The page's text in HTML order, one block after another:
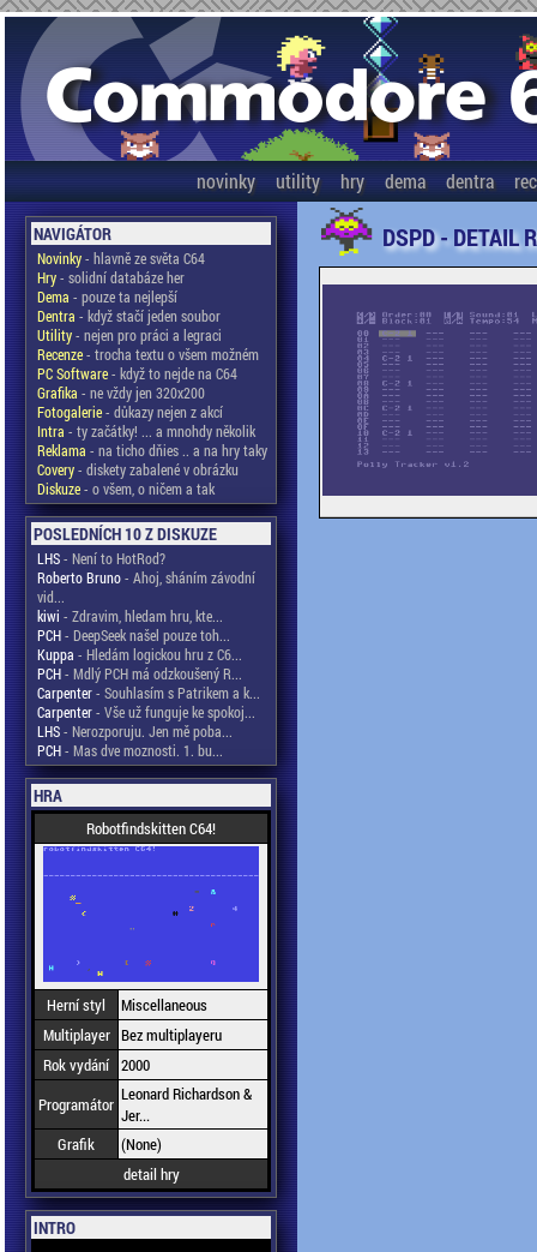
novinky utility hry dema dentra
NAVIGÁTOR
Novinky- hlavně ze světa C64
Hry- solidní databáze her
Dema - pouze ta nejlepší
Dentra - když stačí jeden soubor
Utility- nejen pro práci a legraci
Recenze- trocha textu o všem možném
PC Software- když to nejde na C64
Grafika - ne vždy jen 320x200
Fotogalerie- důkazy nejen z akcí
Intra - ty začátky! ... a mnohdy několik
Reklama - na ticho dňies .. a na hry taky
Covery- diskety zabalené v obrázku
Diskuze- o všem, o ničem a tak
POSLEDNÍCH 10 Z DISKUZE
LHS- Není to HotRod?
Roberto Bruno- Ahoj, sháním závodní
vid...
kiwi - Zdravim, hledam hru, kte...
PCH- DeepSeek našel pouze toh...
Kuppa - Hledám logickou hru z C6...
PCH- Mdlý PCH má odzkoušený R...
Carpenter- Souhlasím s Patrikem a k...
Carpenter- Vše už funguje ke spokoj...
LHS- Nerozporuju. Jen mě poba...
PCH- Mas dve moznosti. 1. bu...
HRA
Robotfindskitten C64!
Herní styl
Miscellaneous
Multiplayer Bez multiplayeru
Rok vydání 2000
Programátor Leonard Richardson &
Jer...
Grafik
(None)
detail hry
INTRO
DSPD - DETAIL